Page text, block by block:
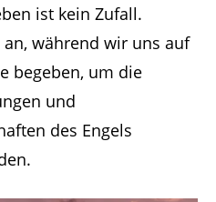
ist kein Zufall.
während wir uns auf
begeben, um die
und
des Engels